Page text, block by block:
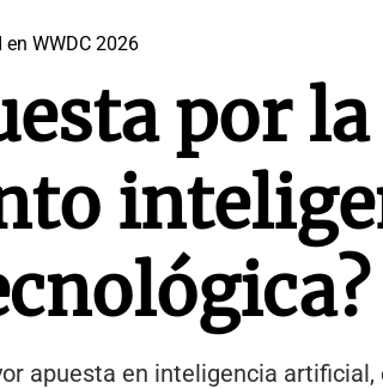
WWDC 2026
por
apuesta en inteligencia